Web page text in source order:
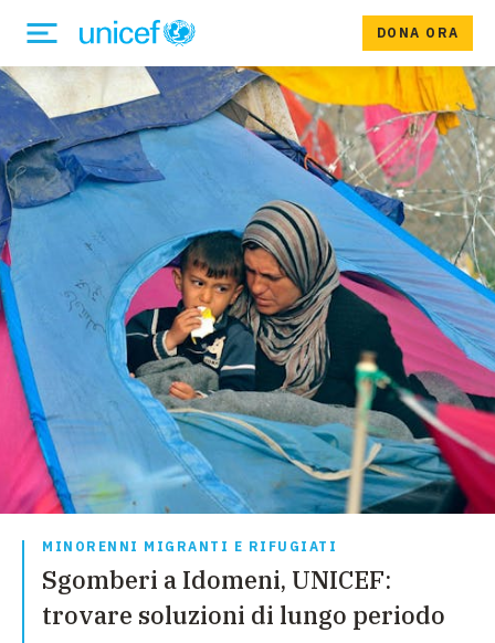
DONA ORA
MINORENNI MIGRANTI E RIFUGIATI
Sgomberi a Idomeni, UNICEF:
trovare soluzioni di lungo periodo